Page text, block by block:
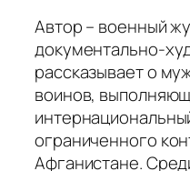
Автор – военный
документально-
рассказывает о
воинов,
ограниченного
Афганистане.